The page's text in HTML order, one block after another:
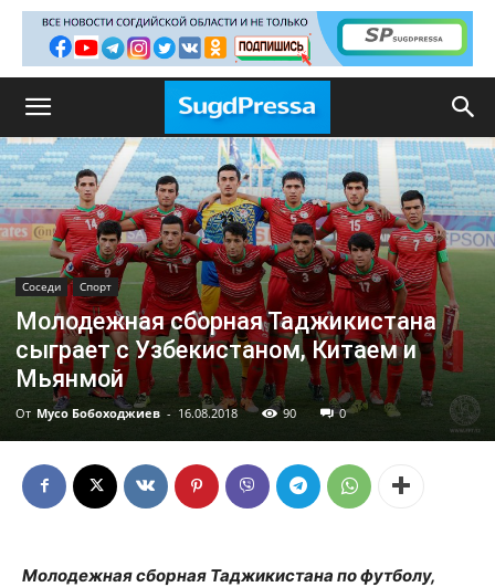
Соседи Спорт
Молодежная сборная Таджикистана
сыграет с Узбекистаном, Китаем и
Мьянмой
От Мусо Бобоходжиев - 16.08.2018 90 0
Молодежная сборная Таджикистана по футболу,